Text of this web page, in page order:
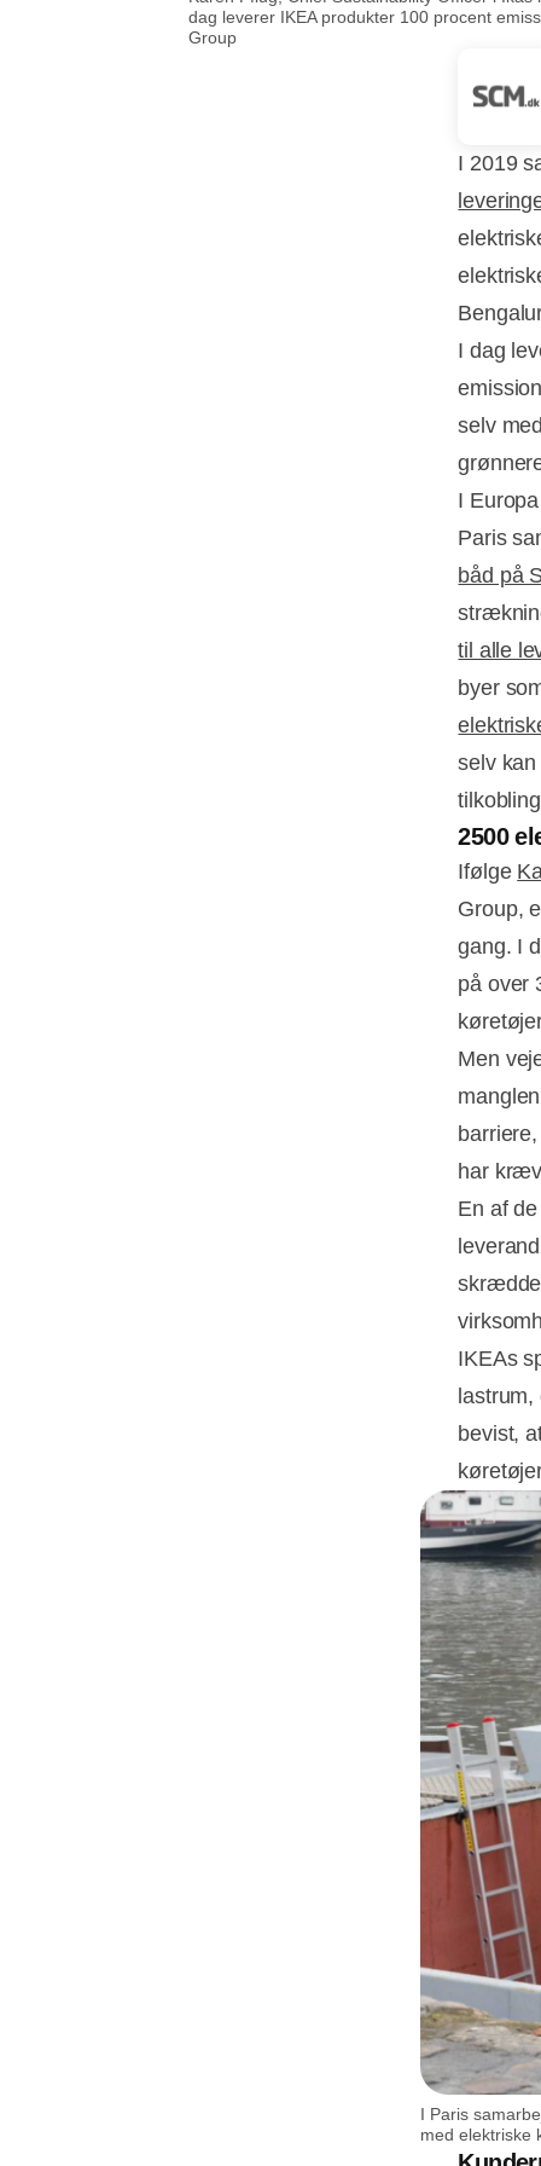
dag leverer IKEA produkter 100 procent
Group
I 2019
I dag
selv
I
Paris
båd på
til alle
byer
selv
2500
Ifølge
Group,
gang. I
på over
Men
har
En af
IKEAs
lastrum,
bevist,
I Paris
med elektriske